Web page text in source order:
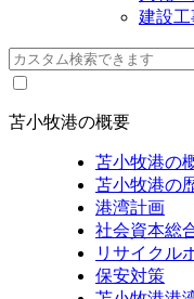
建設
苫小牧港の概要
苫小牧港の
苫小牧港の
港湾計画
社会資本総
リサイクル
保安対策